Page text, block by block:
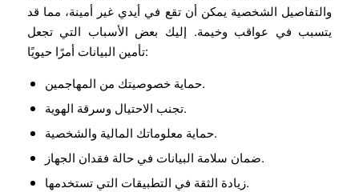
والتفاصيل الشخصية يمكن أن تقع في أيدي غير أمينة، مما قد
يتسبب في عواقب وخيمة. إليك بعض الأسباب التي تجعل
تأمين البيانات أمرًا حيويًا:
حماية خصوصيتك من المهاجمين.
تجنب الاحتيال وسرقة الهوية.
حماية معلوماتك المالية والشخصية.
ضمان سلامة البيانات في حالة فقدان الجهاز.
زيادة الثقة في التطبيقات التي تستخدمها.